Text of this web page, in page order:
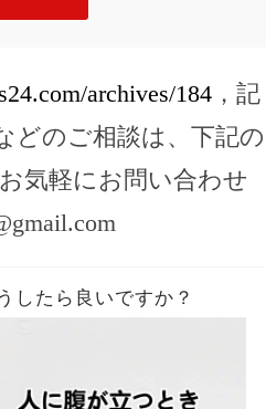
archives/184 ，記
どのご相談は、下記の
気軽にお問い合わせ
たら良いですか？